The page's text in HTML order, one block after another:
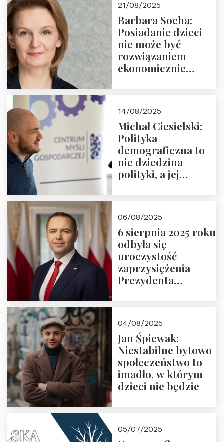
Nowego
Ćwierćwiecza”
21/08/2025
Barbara Socha:
Posiadanie dzieci
nie może być
rozwiązaniem
ekonomicznie
14/08/2025
Michał Ciesielski:
Polityka
demograficzna to
nie dziedzina
polityki, a jej
06/08/2025
6 sierpnia 2025 roku
odbyła się
uroczystość
zaprzysiężenia
Prezydenta
Nawrockiego
04/08/2025
Jan Śpiewak:
Niestabilne bytowo
społeczeństwo to
imadło, w którym
dzieci nie będzie
05/07/2025